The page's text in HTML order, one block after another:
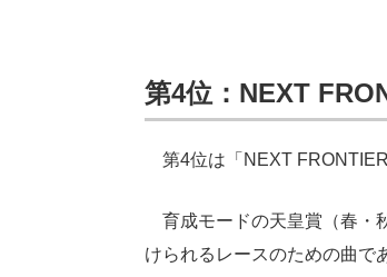
第4位：NEXT
第4位は「NEXT
育成モードの天皇賞（春・
けられるレースのための曲で